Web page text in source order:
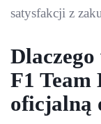
satysfakcji z
F1 Team
oficjalną